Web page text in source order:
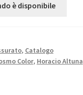
è disponibile
, Catalogo
Color, Horacio Altuna